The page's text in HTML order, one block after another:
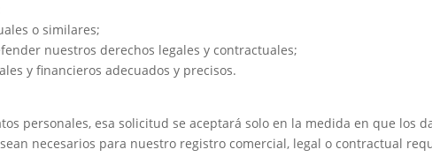
o similares;
nuestros derechos legales y contractuales;
y financieros adecuados y precisos.
personales, esa solicitud se aceptará solo en la medida en que los
necesarios para nuestro registro comercial, legal o contractual